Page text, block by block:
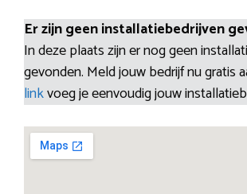
Er zijn geen installatiebedrijven
In deze plaats zijn er nog geen
gevonden. Meld jouw bedrijf nu gratis
linkvoeg je eenvoudig jouw